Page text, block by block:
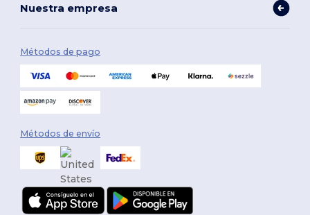
Nuestra empresa
Métodos de pago
Métodos de envío